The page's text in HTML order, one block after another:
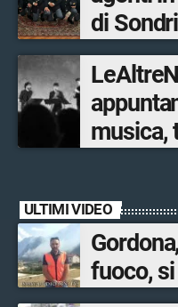
di
musica,
ULTIMI VIDEO
fuoco,